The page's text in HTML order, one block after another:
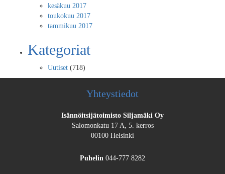
kesäkuu 2017
toukokuu 2017
tammikuu 2017
Kategoriat
Uutiset (718)
Yhteystiedot
Isännöitsijätoimisto Siljamäki Oy
Salomonkatu 17 A, 5. kerros
00100 Helsinki
Puhelin 044-777 8282